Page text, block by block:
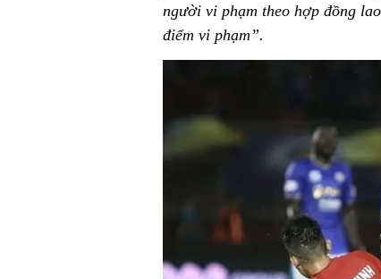
người vi phạm theo hợp đồng
điểm vi phạm”.